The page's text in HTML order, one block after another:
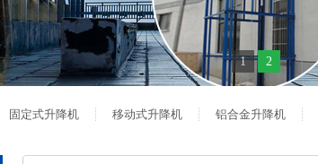
1 2
固定式升降机 移动式升降机 铝合金升降机